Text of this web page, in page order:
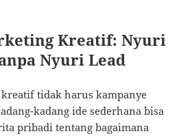
Kreatif: Nyuri
Nyuri Lead
tidak harus kampanye
kadang ide sederhana bisa
pribadi tentang bagaimana